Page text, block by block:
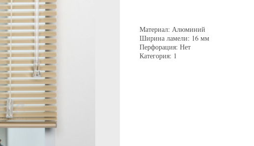
Материал: Алюминий
Ширина ламели: 16 мм
Перфорация: Нет
Категория: 1